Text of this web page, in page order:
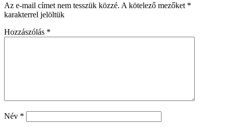
Az e-mail címet nem tesszük közzé. A kötelező mezőket *
karakterrel jelöltük
Hozzászólás *
Név *